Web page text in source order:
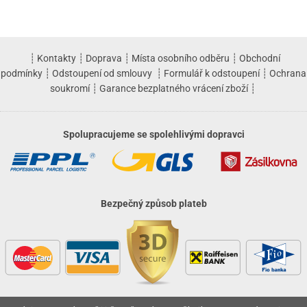
┊ Kontakty┊ Doprava ┊ Místa osobního odběru ┊ Obchodní
podmínky ┊ Odstoupení od smlouvy ┊ Formulář k odstoupení┊ Ochrana
soukromí┊ Garance bezplatného vrácení zboží┊
Spolupracujeme se spolehlivými dopravci
Bezpečný způsob plateb